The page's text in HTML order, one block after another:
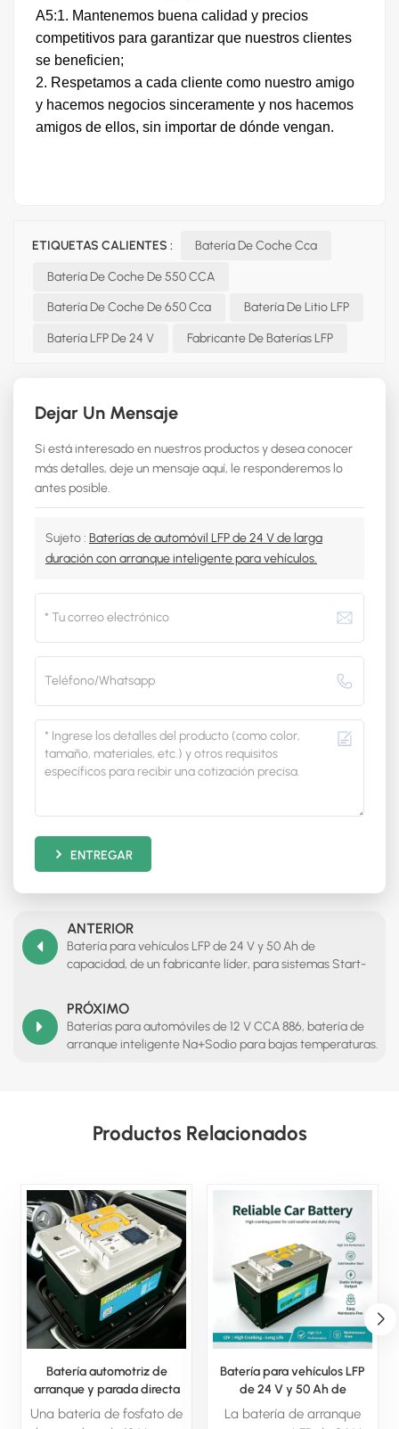
A5:1. Mantenemos buena calidad y precios
competitivos para garantizar que nuestros clientes
se beneficien;
2. Respetamos a cada cliente como nuestro amigo
y hacemos negocios sinceramente y nos hacemos
amigos de ellos, sin importar de dónde vengan.
ETIQUETAS CALIENTES : Batería De Coche Cca
Batería De Coche De 550 CCA
Batería De Coche De 650 Cca Batería De Litio LFP
Batería LFP De 24 V Fabricante De Baterías LFP
Dejar Un Mensaje
Si está interesado en nuestros productos y desea conocer
más detalles, deje un mensaje aquí, le responderemos lo
antes posible.
Sujeto : Baterías de automóvil LFP de 24 V de larga
duración con arranque inteligente para vehículos.
ENTREGAR
ANTERIOR
Batería para vehículos LFP de 24 V y 50 Ah de
capacidad, de un fabricante líder, para sistemas Start-
PRÓXIMO
Baterías para automóviles de 12 V CCA 886, batería de
arranque inteligente Na+Sodio para bajas temperaturas.
Productos Relacionados
Batería automotriz de
arranque y parada directa
de fábrica de 50 Ah LFP de
12 V para múltiples modelos
Una batería de fosfato de
Batería para vehículos LFP
de 24 V y 50 Ah de
capacidad, de un fabricante
líder, para sistemas Start-
La batería de arranque